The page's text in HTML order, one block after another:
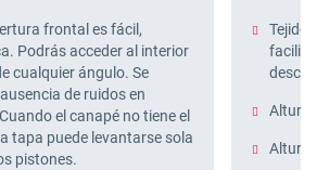
frontal es fácil,
Podrás acceder al interior
cualquier ángulo. Se
de ruidos en
el canapé no tiene el
tapa puede levantarse sola
pistones.
Tejido
Altura
Altura